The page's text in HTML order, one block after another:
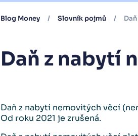
Blog Money / Slovník pojmů /
Daň z nabytí
Daň z nabytí nemovitých věcí
Od roku 2021 je zrušená.